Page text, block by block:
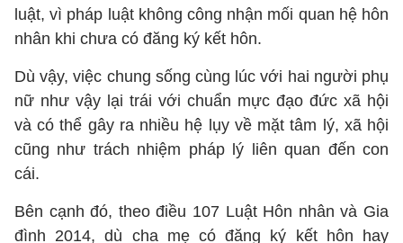
luật, vì pháp luật không công nhận mối quan hệ hôn
nhân khi chưa có đăng ký kết hôn.
Dù vậy, việc chung sống cùng lúc với hai người phụ
nữ như vậy lại trái với chuẩn mực đạo đức xã hội
và có thể gây ra nhiều hệ lụy về mặt tâm lý, xã hội
cũng như trách nhiệm pháp lý liên quan đến con
cái.
Bên cạnh đó, theo điều 107 Luật Hôn nhân và Gia
đình 2014, dù cha mẹ có đăng ký kết hôn hay